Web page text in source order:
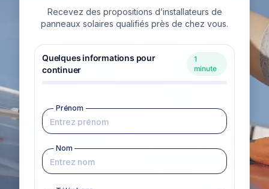
Recevez des propositions d’installateurs de
panneaux solaires qualifiés près de chez vous.